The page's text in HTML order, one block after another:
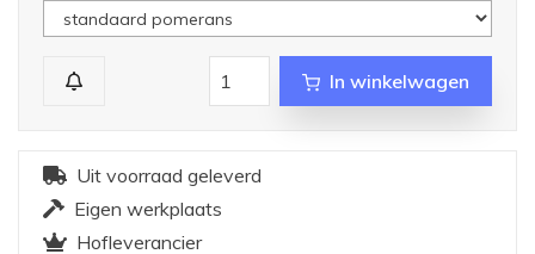
In winkelwagen
Uit voorraad geleverd
Eigen werkplaats
Hofleverancier